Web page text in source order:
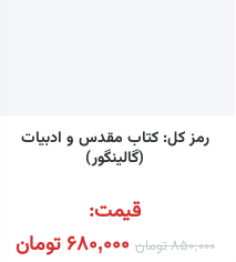
رمز کل: کتاب مقدس و ادبیات
(گالینگور)
قیمت:
850,000تومان 680,000 تومان